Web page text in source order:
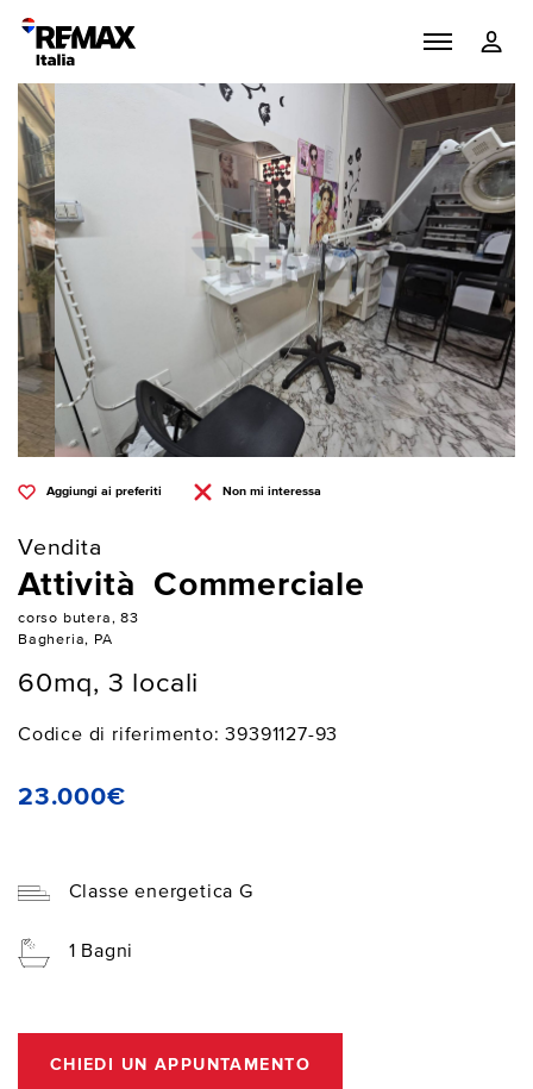
Aggiungi ai preferiti Non mi interessa
Vendita
Attività Commerciale
corso butera, 83
Bagheria, PA
60mq, 3 locali
Codice di riferimento: 39391127-93
23.000€
Classe energetica G
1 Bagni
CHIEDI UN APPUNTAMENTO